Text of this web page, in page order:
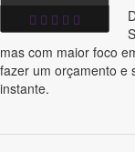
mas com maior foco
fazer um orçamento e
instante.